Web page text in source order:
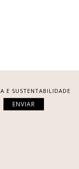
E SUSTENTABILIDADE